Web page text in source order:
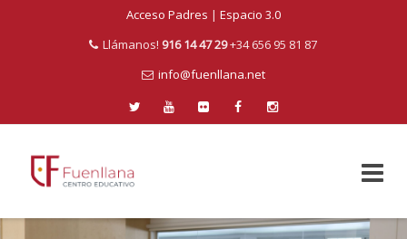
Acceso Padres | Espacio 3.0
Llámanos! 916 14 47 29+34 656 95 81 87
info@fuenllana.net